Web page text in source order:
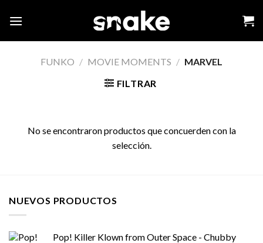
FUNKO / MOVIE MOMENTS / MARVEL
FILTRAR
No se encontraron productos que concuerden con la
selección.
NUEVOS PRODUCTOS
Pop! Killer Klown from Outer Space - Chubby